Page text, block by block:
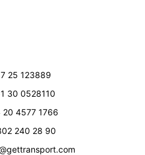
25 123889
30 0528110
20 4577 1766
240 28 90